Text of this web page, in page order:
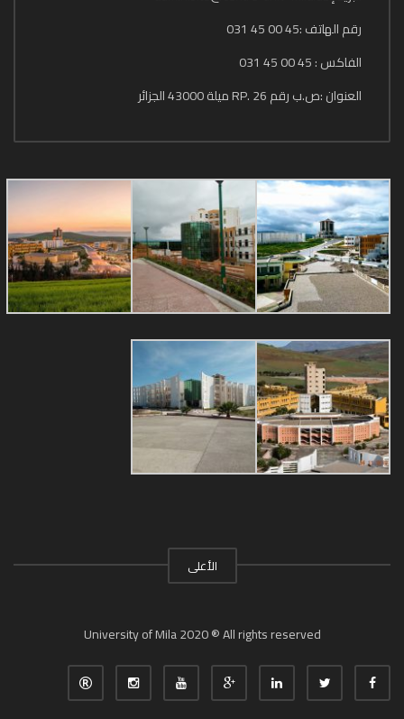
رقم الهاتف :45 00 45 031
الفاكس : 45 00 45 031
العنوان :ص.ب رقم 26 .RP ميلة 43000 الجزائر
الأعلى
University of Mila 2020 ® All rights reserved